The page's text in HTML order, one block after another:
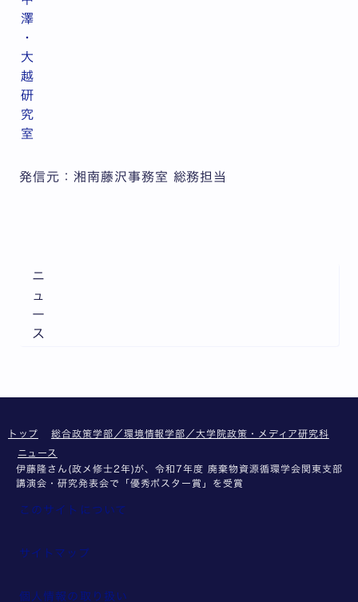
澤
・
大
越
研
究
室
発信元：湘南藤沢事務室 総務担当
ニ
ュ
ー
ス
トップ
総合政策学部／環境情報学部／大学院政策・メディア研究科
ニュース
伊藤隆さん(政メ修士2年)が、令和7年度 廃棄物資源循環学会関東支部
講演会・研究発表会で「優秀ポスター賞」を受賞
このサイトについて
サイトマップ
個人情報の取り扱い